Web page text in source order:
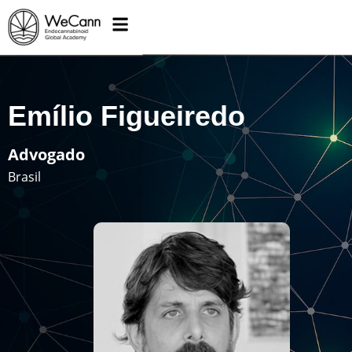
Emílio Figueiredo
Advogado
Brasil